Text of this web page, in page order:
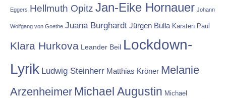
Eggers Hellmuth Opitz Jan-Eike Hornauer Johann
Wolfgang von Goethe Juana Burghardt Jürgen Bulla Karsten Paul
Klara Hurkova Leander Beil Lockdown-
Lyrik Ludwig Steinherr Matthias Kröner Melanie
Arzenheimer Michael Augustin Michael